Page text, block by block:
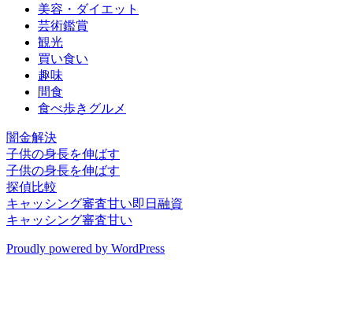
美容・ダイエット
芸術鑑賞
観光
買い食い
趣味
間食
食べ歩きグルメ
闇金解決
子供の身長を伸ばす
子供の身長を伸ばす
探偵比較
キャッシング審査甘い即日融資
キャッシング審査甘い
Proudly powered by WordPress